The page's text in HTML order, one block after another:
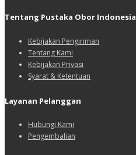
Tentang Pustaka Obor Indonesia
Kebijakan Pengiriman
Tentang Kami
Kebijakan Privasi
Syarat & Ketentuan
Layanan Pelanggan
Hubungi Kami
Pengembalian